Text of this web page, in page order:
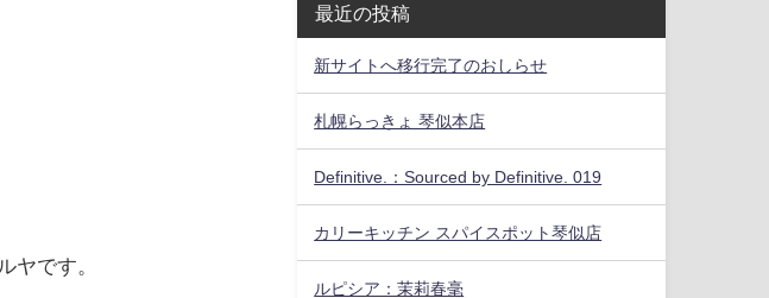
ヤです。
最近の投稿
新サイトへ移行完了のおしらせ
札幌らっきょ 琴似本店
Definitive.：Sourced by Definitive. 019
カリーキッチン スパイスポット琴似店
ルピシア：茉莉春毫